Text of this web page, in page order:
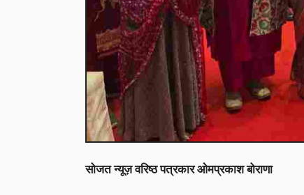
सोजत न्यूज़ वरिष्ठ पत्रकार ओमप्रकाश बोराणा